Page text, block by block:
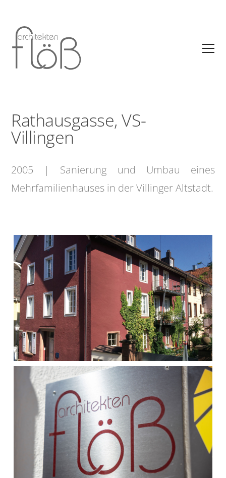
Rathausgasse, VS-
Villingen
2005 | Sanierung und Umbau eines
Mehrfamilienhauses in der Villinger Altstadt.